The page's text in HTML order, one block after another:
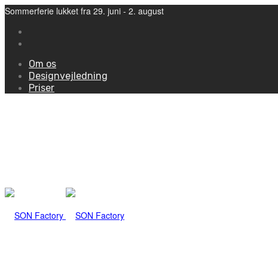
Sommerferie lukket fra 29. juni - 2. august
Om os
Designvejledning
Priser